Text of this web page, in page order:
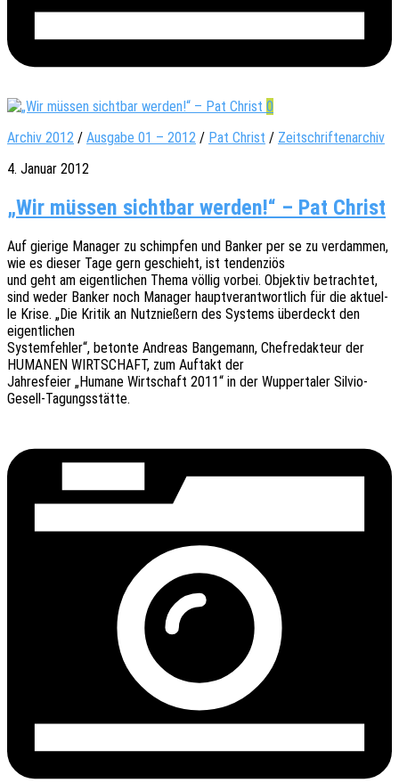
0
Archiv 2012 / Ausgabe 01 – 2012 / Pat Christ / Zeitschriftenarchiv
4. Januar 2012
„Wir müssen sichtbar werden!“ – Pat Christ
Auf gieri­ge Mana­ger zu schimp­fen und Banker per se zu verdam­men,
wie es dieser Tage gern geschieht, ist tendenziös
und geht am eigent­li­chen Thema völlig vorbei. Objek­tiv betrach­tet,
sind weder Banker noch Mana­ger haupt­ver­ant­wort­lich für die aktu­el­
le Krise. „Die Kritik an Nutz­nie­ßern des Systems über­deckt den
eigentlichen
System­feh­ler“, beton­te Andre­as Bange­mann, Chef­re­dak­teur der
HUMANEN WIRTSCHAFT, zum Auftakt der
Jahres­fei­er „Humane Wirt­schaft 2011“ in der Wupper­ta­ler Silvio-
Gesell-Tagungsstätte.